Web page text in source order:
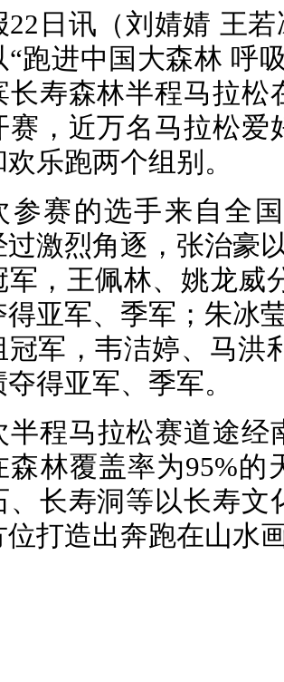
22日讯（刘婧婧 王
“跑进中国大森林 呼
长寿森林半程马拉
赛，近万名马拉松
乐跑两个组别。
参赛的选手来自全
过激烈角逐，张治豪
军，王佩林、姚龙威
得亚军、季军；朱冰
冠军，韦洁婷、马洪
得亚军、季军。
半程马拉松赛道途
森林覆盖率为95%的
、长寿洞等以长寿文
位打造出奔跑在山水